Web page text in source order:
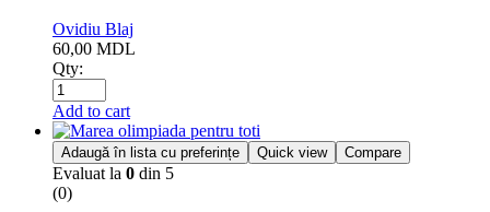
Ovidiu Blaj
60,00 MDL
Qty:
Add to cart
Adaugă în lista cu preferințe Quick view Compare
Evaluat la 0 din 5
(0)